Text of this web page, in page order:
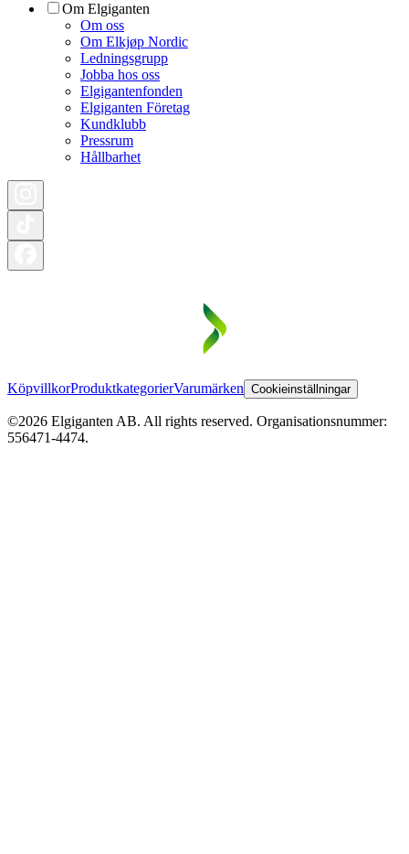
Om Elgiganten
Om oss
Om Elkjøp Nordic
Ledningsgrupp
Jobba hos oss
Elgigantenfonden
Elgiganten Företag
Kundklubb
Pressrum
Hållbarhet
KöpvillkorProduktkategorierVarumärken Cookieinställningar
©2026 Elgiganten AB. All rights reserved. Organisationsnummer:
556471-4474.